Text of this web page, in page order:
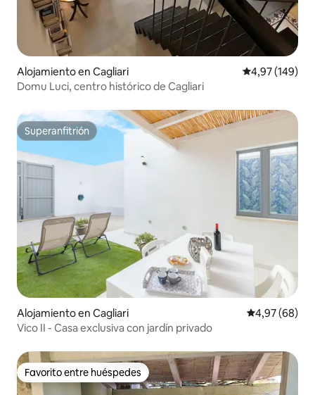
Alojamiento en Cagliari Calificación
4,97 (149)
Domu Luci, centro histórico de Cagliari
Superanfitrión
Superanfitrión
Alojamiento en Cagliari Calificación
4,97 (68)
Vico II - Casa exclusiva con jardín privado
Favorito entre huéspedes
Favorito entre huéspedes